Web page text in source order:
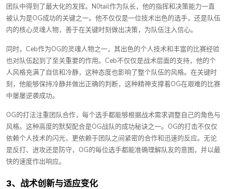
团队中得到了最大化的发挥。N0tail作为队长，他的指挥和决策能力一直
被认为是OG成功的关键之一。他不仅仅是一位技术出色的选手，还是队伍
内的核心灵魂人物，善于在关键时刻做出决策，为队伍注入信心。
同时，Ceb作为OG的灵魂人物之一，其出色的个人技术和丰富的比赛经验
也对队伍起到了至关重要的作用。Ceb不仅仅是战术层面的支持，他的个
人风格充满了自信和冷静，这种态度也影响了整个队伍的风格。在关键时
刻，他能够保持冷静并做出正确的判断，这种精神支撑着OG在艰难的比赛
中屡屡逆袭成功。
OG的打法注重团队合作，每个选手都能够根据战术需求调整自己的角色与
风格。这种高度的默契配合是OG战队的成功秘诀之一。OG的打击不仅仅
依赖个人技术的闪光，更依赖于团队之间紧密的合作和迅速的反应。无论
是反打、进攻还是防守，OG的每位选手都能准确理解队友的意图，并以最
快的速度作出响应。
3、战术创新与适应变化